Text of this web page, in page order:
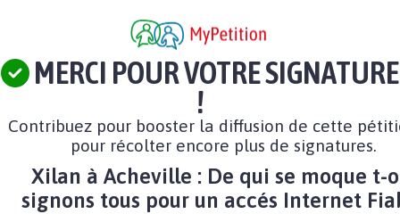
MERCI POUR VOTRE SIGNATURE
!
Contribuez pour booster la diffusion de cette
pour récolter encore plus de signatures.
Xilan à Acheville : De qui se moque t-
signons tous pour un accés Internet